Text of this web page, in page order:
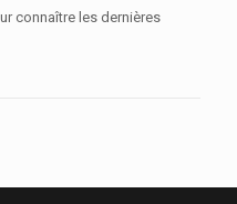
connaître les dernières